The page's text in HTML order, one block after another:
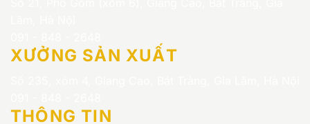
XƯỞNG SẢN XUẤT
THÔNG TIN